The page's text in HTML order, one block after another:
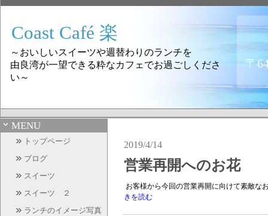
Coast Café 楽
～おいしいスイーツや週替わりのランチを
由良湾が一望できる粋なカフェでお過ごしくださ
い～
〒
MENU
トップページ
ブログ
スイーツ
スイーツ ２
ランチのイメージ写真
2019/4/14
営業再開へのお花
お客様から今回の営業再開に向けて素敵な
きを読む